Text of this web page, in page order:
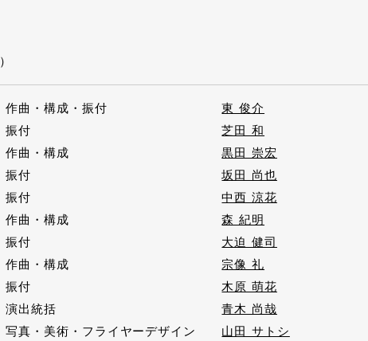
作曲・構成・振付
東 俊介
振付
芝田 和
作曲・構成
黒田 崇宏
振付
坂田 尚也
振付
中西 涼花
作曲・構成
森 紀明
振付
大迫 健司
作曲・構成
宗像 礼
振付
木原 萌花
演出統括
青木 尚哉
写真・美術・フライヤーデザイン
山田 サトシ